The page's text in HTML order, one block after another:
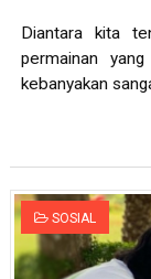
Diantara kita
permainan
kebanyakan
SOSIAL